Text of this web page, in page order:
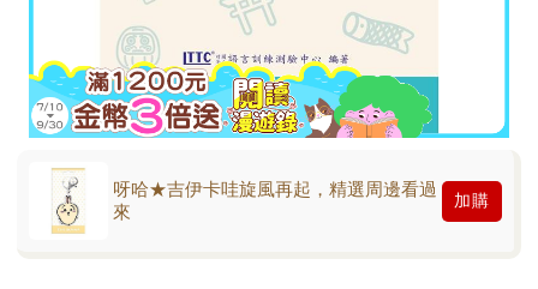
呀哈★吉伊卡哇旋風再起，精選周邊看過
來
加購